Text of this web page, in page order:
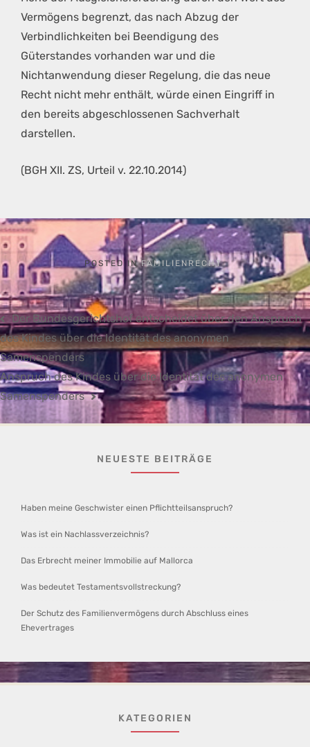
Vermögens begrenzt, das nach Abzug der
Verbindlichkeiten bei Beendigung des
Güterstandes vorhanden war und die
Nichtanwendung dieser Regelung, die das neue
Recht nicht mehr enthält, würde einen Eingriff in
den bereits abgeschlossenen Sachverhalt
darstellen.
(BGH XII. ZS, Urteil v. 22.10.2014)
POSTED INFAMILIENRECHT
Beitragsnavigation
Der Bundesgerichtshof entscheidet über den Anspruch
des Kindes über die Identität des anonymen
Samenspenders
Anspruch des Kindes über die Identität des anonymen
Samenspenders
NEUESTE BEITRÄGE
Haben meine Geschwister einen Pflichtteilsanspruch?
Was ist ein Nachlassverzeichnis?
Das Erbrecht meiner Immobilie auf Mallorca
Was bedeutet Testamentsvollstreckung?
Der Schutz des Familienvermögens durch Abschluss eines
Ehevertrages
KATEGORIEN